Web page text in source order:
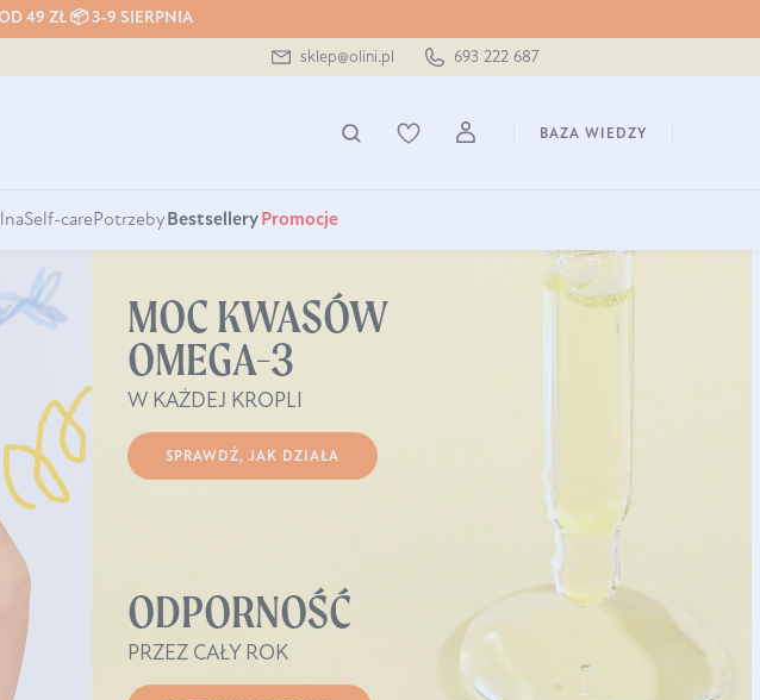
49 ZŁ 📦 3-9 SIERPNIA
sklep@olini.pl 693 222 687
BAZA WIEDZY
Self-carePotrzeby Bestsellery Promocje
MOC KWASÓW
OMEGA-3
W KAŻDEJ KROPLI
SPRAWDŹ, JAK DZIAŁA
ODPORNOŚĆ
PRZEZ CAŁY ROK